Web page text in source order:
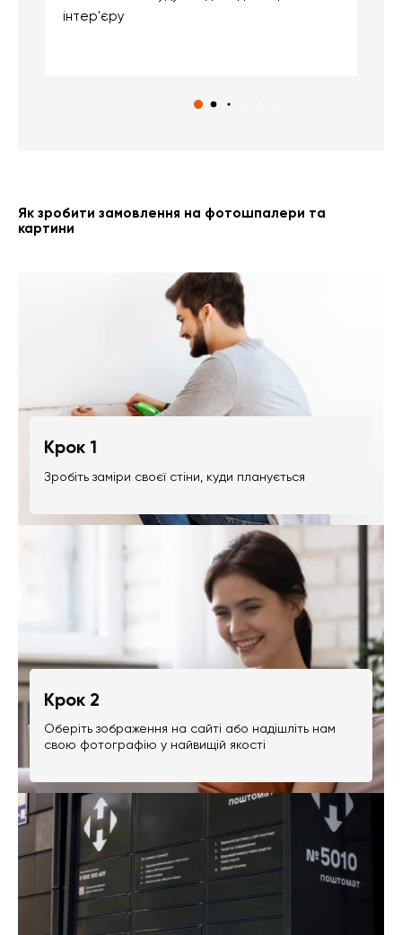
інтер'єру
Як зробити замовлення на фотошпалери та
картини
Крок 1
Зробіть заміри своєї стіни, куди планується
Крок 2
Оберіть зображення на сайті або надішліть нам
свою фотографію у найвищій якості